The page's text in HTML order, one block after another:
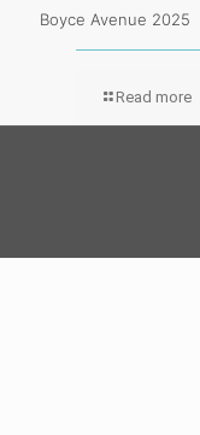
Boyce Avenue 2025
Read more